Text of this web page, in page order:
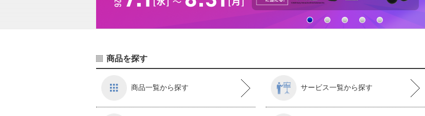
商品を探す
商品一覧から探す サービス一覧から探す